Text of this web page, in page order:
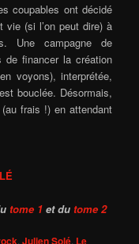
coupables ont décidé
vie (si l’on peut dire) à
Une campagne de
de financer la création
voyons), interprétée,
bouclée. Désormais,
frais !) en attendant
tome 1et du tome 2
, ,